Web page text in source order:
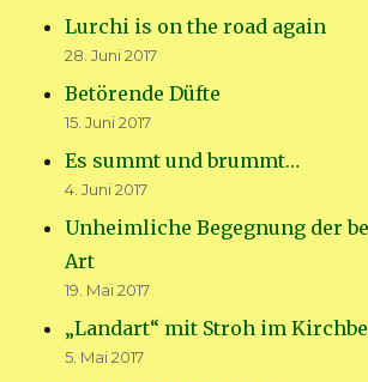
Lurchi is on the road again
28. Juni 2017
Betörende Düfte
15. Juni 2017
Es summt und brummt…
4. Juni 2017
Unheimliche Begegnung der
Art
19. Mai 2017
„Landart“ mit Stroh im
5. Mai 2017